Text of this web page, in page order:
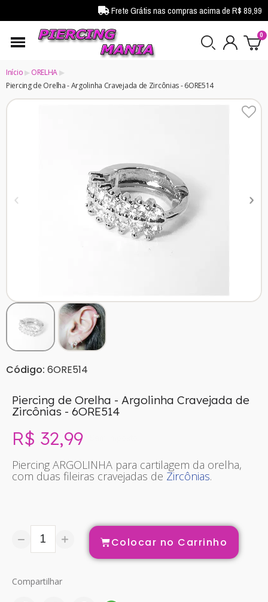
Frete Grátis nas compras acima de R$ 89,99
Início
ORELHA
Piercing de Orelha - Argolinha Cravejada de Zircônias - 6ORE514
Código: 6ORE514
Piercing de Orelha - Argolinha Cravejada de
Zircônias - 6ORE514
R$ 32,99
Piercing ARGOLINHA para cartilagem da orelha,
com duas fileiras cravejadas de Zircônias.
Colocar no Carrinho
Compartilhar